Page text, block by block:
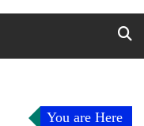
You are Here